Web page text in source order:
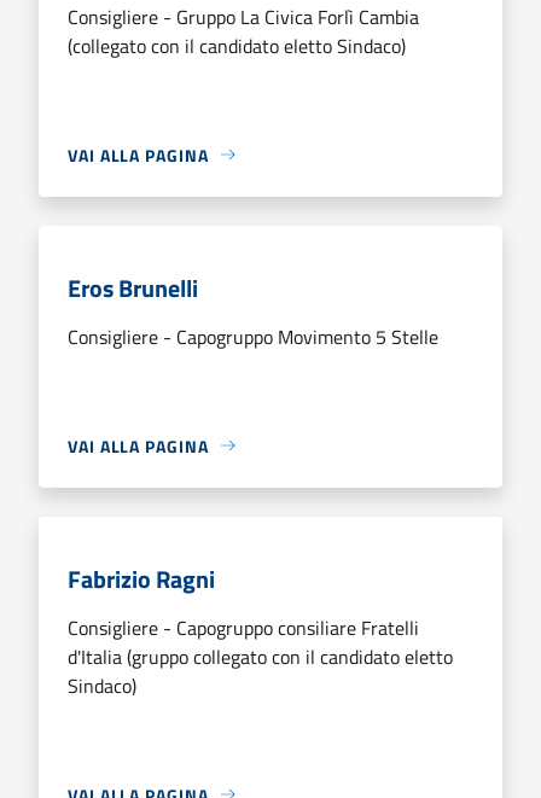
Consigliere - Gruppo La Civica Forlì Cambia
(collegato con il candidato eletto Sindaco)
VAI ALLA PAGINA
Eros Brunelli
Consigliere - Capogruppo Movimento 5 Stelle
VAI ALLA PAGINA
Fabrizio Ragni
Consigliere - Capogruppo consiliare Fratelli
d'Italia (gruppo collegato con il candidato eletto
Sindaco)